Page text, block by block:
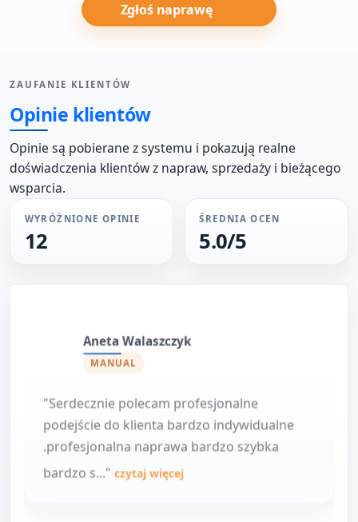
Zgłoś naprawę
ZAUFANIE KLIENTÓW
Opinie klientów
Opinie są pobierane z systemu i pokazują realne
doświadczenia klientów z napraw, sprzedaży i bieżącego
wsparcia.
WYRÓŻNIONE OPINIE
12
ŚREDNIA OCEN
5.0/5
Aneta Walaszczyk
MANUAL
"Serdecznie polecam profesjonalne
podejście do klienta bardzo indywidualne
.profesjonalna naprawa bardzo szybka
bardzo s..." czytaj więcej